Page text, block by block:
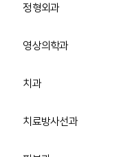
정형외과
영상의학과
치과
치료방사선과